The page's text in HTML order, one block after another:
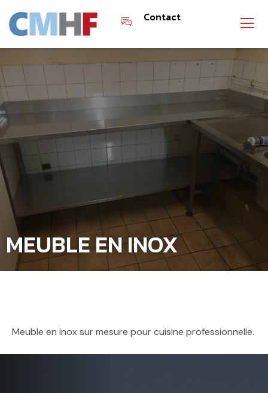
Contact
MEUBLE EN INOX
Meuble en inox sur mesure pour cuisine professionnelle.